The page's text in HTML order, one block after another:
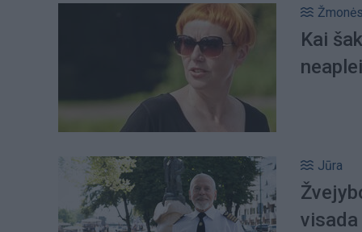
Žmonės
Kai
Jūra
visada